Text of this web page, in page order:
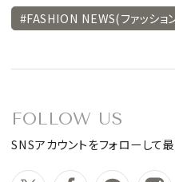
#FASHION NEWS(ファッショ
FOLLOW US
SNSアカウントをフォローして